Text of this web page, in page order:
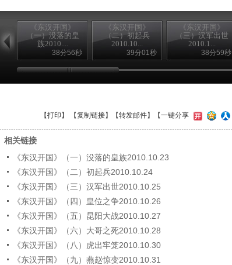
《东汉开国》
（一）没落的皇
族2010....
38分56秒
《东汉开国》
（二）初起兵
2010.10...
39分01秒
《东汉开国》
（三）汉军出世
2010.1...
38分59秒
【打印 】 【复制链接】【转发邮件】 【一键分享
相关链接
《东汉开国》（一）没落的皇族2010.10.23
《东汉开国》（二）初起兵2010.10.24
《东汉开国》（三）汉军出世2010.10.25
《东汉开国》（四）皇位之争2010.10.26
《东汉开国》（五）昆阳大战2010.10.27
《东汉开国》（六）大哥之死2010.10.28
《东汉开国》（八）虎出牢笼2010.10.30
《东汉开国》（九）燕赵惊变2010.10.31